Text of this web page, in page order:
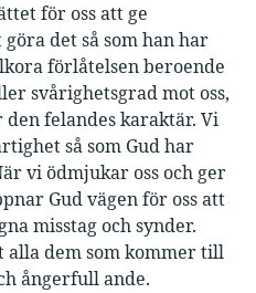
för oss att ge
det så som han har
förlåtelsen beroende
svårighetsgrad mot oss,
felandes karaktär. Vi
så som Gud har
vi ödmjukar oss och ger
Gud vägen för oss att
misstag och synder.
dem som kommer till
ångerfull ande.